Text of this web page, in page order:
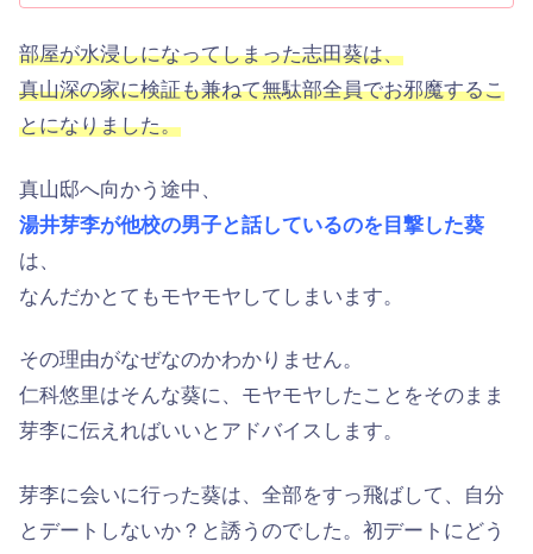
部屋が水浸しになってしまった志田葵は、
真山深の家に検証も兼ねて無駄部全員でお邪魔するこ
とになりました。
真山邸へ向かう途中、
湯井芽李が他校の男子と話しているのを目撃した葵
は、
なんだかとてもモヤモヤしてしまいます。
その理由がなぜなのかわかりません。
仁科悠里はそんな葵に、モヤモヤしたことをそのまま
芽李に伝えればいいとアドバイスします。
芽李に会いに行った葵は、全部をすっ飛ばして、自分
とデートしないか？と誘うのでした。初デートにどう